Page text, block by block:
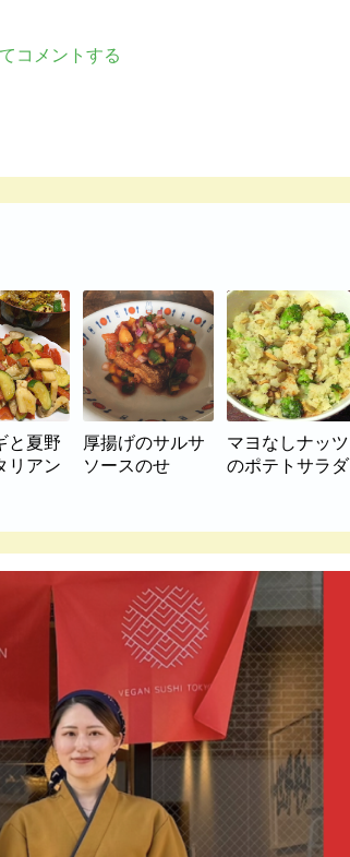
コメントする
と夏野
リアン
厚揚げのサルサ
ソースのせ
マヨなしナッツ
のポテトサラダ